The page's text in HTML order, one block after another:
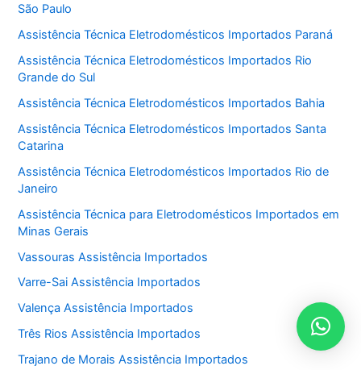
São Paulo
Assistência Técnica Eletrodomésticos Importados Paraná
Assistência Técnica Eletrodomésticos Importados Rio
Grande do Sul
Assistência Técnica Eletrodomésticos Importados Bahia
Assistência Técnica Eletrodomésticos Importados Santa
Catarina
Assistência Técnica Eletrodomésticos Importados Rio de
Janeiro
Assistência Técnica para Eletrodomésticos Importados em
Minas Gerais
Vassouras Assistência Importados
Varre-Sai Assistência Importados
Valença Assistência Importados
Três Rios Assistência Importados
Trajano de Morais Assistência Importados